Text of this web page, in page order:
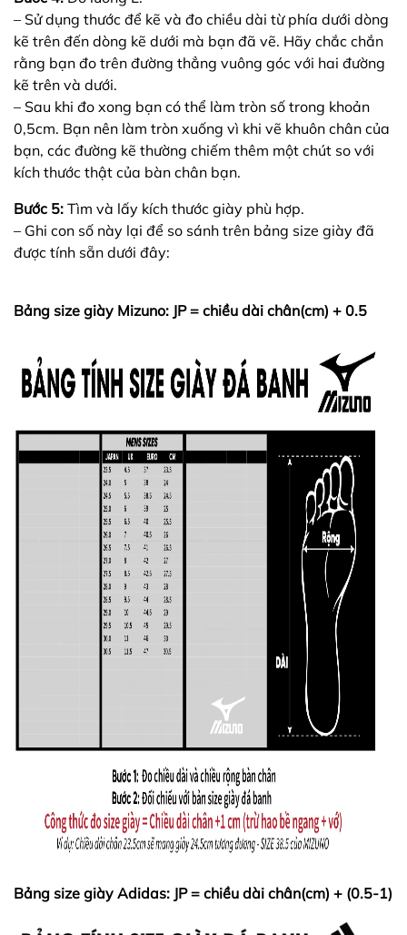
– Sử dụng thước để kẽ và đo chiều dài từ phía dưới dòng
kẽ trên đến dòng kẽ dưới mà bạn đã vẽ. Hãy chắc chắn
rằng bạn đo trên đường thẳng vuông góc với hai đường
kẽ trên và dưới.
– Sau khi đo xong bạn có thể làm tròn số trong khoản
0,5cm. Bạn nên làm tròn xuống vì khi vẽ khuôn chân của
bạn, các đường kẽ thường chiếm thêm một chút so với
kích thước thật của bàn chân bạn.
Bước 5: Tìm và lấy kích thước giày phù hợp.
– Ghi con số này lại để so sánh trên bảng size giày đã
được tính sẵn dưới đây:
Bảng size giày Mizuno: JP = chiều dài chân(cm) + 0.5
Bảng size giày Adidas: JP = chiều dài chân(cm) + (0.5-1)